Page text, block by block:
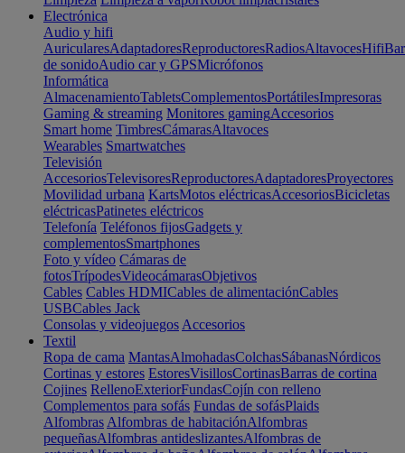
Electrónica
Audio y hifi
AuricularesAdaptadoresReproductoresRadiosAltavocesHifi
de sonidoAudio car y GPSMicrófonos
Informática
AlmacenamientoTabletsComplementosPortátilesImpresoras
Gaming & streaming Monitores gamingAccesorios
Smart home TimbresCámarasAltavoces
Wearables Smartwatches
Televisión
AccesoriosTelevisoresReproductoresAdaptadoresProyectores
Movilidad urbana KartsMotos eléctricasAccesoriosBicicletas
eléctricasPatinetes eléctricos
Telefonía Teléfonos fijosGadgets y
complementosSmartphones
Foto y vídeo Cámaras de
fotosTrípodesVideocámarasObjetivos
Cables Cables HDMICables de alimentaciónCables
USBCables Jack
Consolas y videojuegos Accesorios
Textil
Ropa de cama MantasAlmohadasColchasSábanasNórdicos
Cortinas y estores EstoresVisillosCortinasBarras de cortina
Cojines RellenoExteriorFundasCojín con relleno
Complementos para sofás Fundas de sofásPlaids
Alfombras Alfombras de habitaciónAlfombras
pequeñasAlfombras antideslizantesAlfombras de